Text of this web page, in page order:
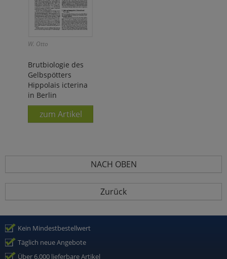
W. Otto
Brutbiologie des
Gelbspötters
Hippolais icterina
in Berlin
zum Artikel
NACH OBEN
Zurück
Kein Mindestbestellwert
Täglich neue Angebote
Über 6.000 lieferbare Artikel